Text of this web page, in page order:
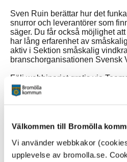
Välkommen till Bromölla
Vi använder webbkakor
upplevelse av bromolla.se.
Sven Ruin berättar hur det
snurror och leverantörer som
säger. Du får också möjlighet
har lång erfarenhet av
aktiv i Sektion småskalig
branschorganisationen Svensk
Följ webbinariet gratis via
tablet.
Den 12 oktober klockan 18.30 till
Sidan senast uppdaterad: den 13